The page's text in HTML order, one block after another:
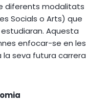
diferents modalitats
Socials o Arts) que
Aquesta
enfocar-se en les
la seva futura carrera